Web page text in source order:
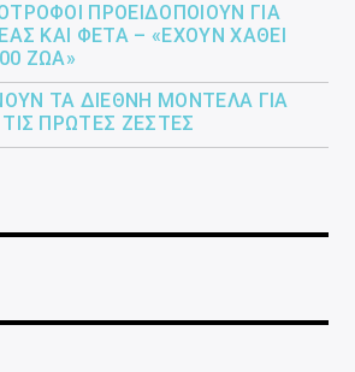
ΠΡΟΕΙΔΟΠΟΙΟΎΝ ΓΙΑ
ΚΑΙ ΦΈΤΑ – «ΈΧΟΥΝ ΧΑΘΕΊ
ΖΏΑ»
ΤΑ ΔΙΕΘΝΉ ΜΟΝΤΈΛΑ ΓΙΑ
ΠΡΏΤΕΣ ΖΈΣΤΕΣ